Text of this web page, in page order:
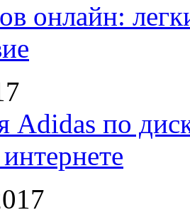
онлайн:
Adidas по